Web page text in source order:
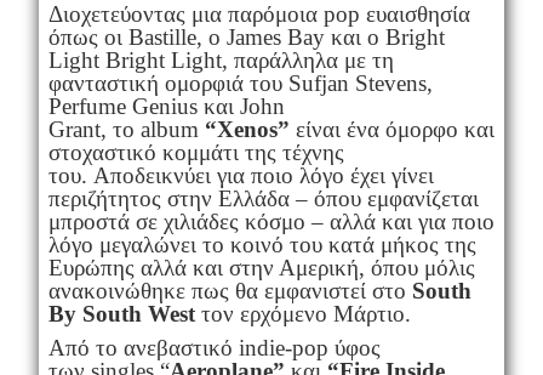
Διοχετεύοντας μια παρόμοια pop ευαισθησία
όπως οι Bastille, ο James Bay και o Bright
Light Bright Light, παράλληλα με τη
φανταστική ομορφιά του Sufjan Stevens,
Perfume Genius και John
Grant, το album “Xenos” είναι ένα όμορφο και
στοχαστικό κομμάτι της τέχνης
του. Αποδεικνύει για ποιο λόγο έχει γίνει
περιζήτητος στην Ελλάδα – όπου εμφανίζεται
μπροστά σε χιλιάδες κόσμο – αλλά και για ποιο
λόγο μεγαλώνει το κοινό του κατά μήκος της
Ευρώπης αλλά και στην Αμερική, όπου μόλις
ανακοινώθηκε πως θα εμφανιστεί στο South
By South Westτον ερχόμενο Μάρτιο.
Από το ανεβαστικό indie-pop ύφος